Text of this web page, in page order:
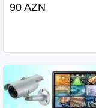
90 AZN